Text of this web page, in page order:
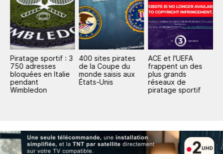
Piratage sportif : 3
750 adresses
bloquées en Italie
pendant
Wimbledon
400 sites pirates
de la Coupe du
monde saisis aux
États-Unis
ACE et l'UEFA
frappent un des
plus grands
réseaux de
piratage sportif